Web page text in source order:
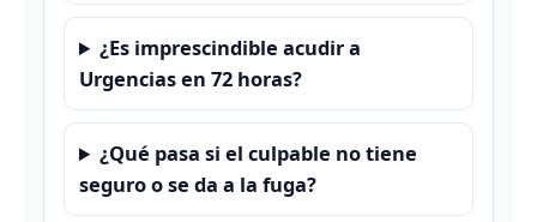
¿Es imprescindible acudir a
Urgencias en 72 horas?
¿Qué pasa si el culpable no tiene
seguro o se da a la fuga?